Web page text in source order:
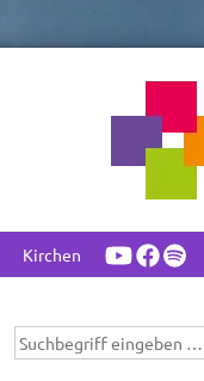
Kirchen
Suchbegriff
eingeben